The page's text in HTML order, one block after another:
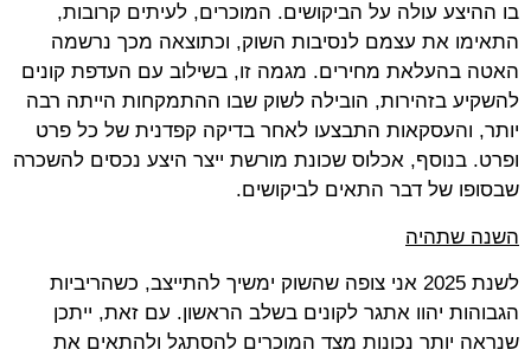
בו ההיצע עולה על הביקושים. המוכרים, לעיתים קרובות,
התאימו את עצמם לנסיבות השוק, וכתוצאה מכך נרשמה
האטה בהעלאת מחירים. מגמה זו, בשילוב עם העדפת קונים
להשקיע בזהירות, הובילה לשוק שבו ההתמקחות הייתה רבה
יותר, והעסקאות התבצעו לאחר בדיקה קפדנית של כל פרט
ופרט. בנוסף, אכלוס שכונת מורשת ייצר היצע נכסים להשכרה
שבסופו של דבר התאים לביקושים.
השנה שתהיה
לשנת 2025 אני צופה שהשוק ימשיך להתייצב, כשהריביות
הגבוהות יהוו אתגר לקונים בשלב הראשון. עם זאת, ייתכן
שנראה יותר נכונות מצד המוכרים להסתגל ולהתאים את